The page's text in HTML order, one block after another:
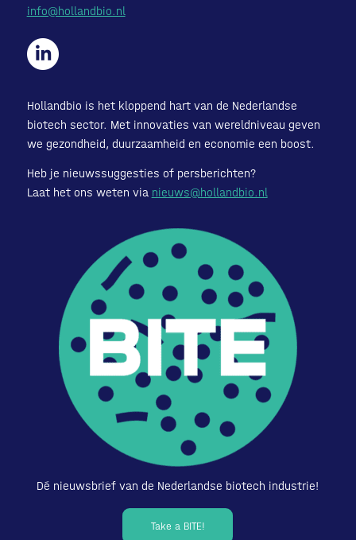
info@hollandbio.nl
Hollandbio is het kloppend hart van de Nederlandse
biotech sector. Met innovaties van wereldniveau geven
we gezondheid, duurzaamheid en economie een boost.
Heb je nieuwssuggesties of persberichten?
Laat het ons weten via nieuws@hollandbio.nl
Dé nieuwsbrief van de Nederlandse biotech industrie!
Take a BITE!